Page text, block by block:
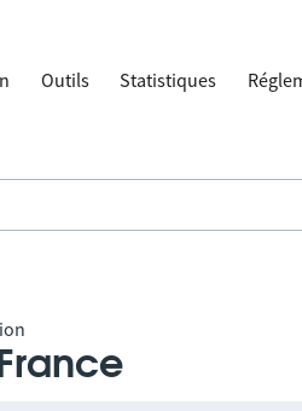
Outils Statistiques